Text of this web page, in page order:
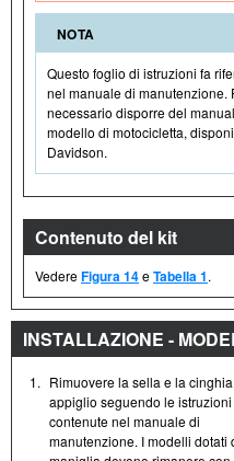
NOTA
Questo foglio di istruzioni fa
nel manuale di manutenzione.
necessario disporre del
modello di motocicletta,
Davidson.
Contenuto del kit
VedereFigura 14eTabella 1.
INSTALLAZIONE -
1. Rimuovere la sella e la
appiglio seguendo le istruzioni
contenute nel manuale di
manutenzione. I modelli dotati